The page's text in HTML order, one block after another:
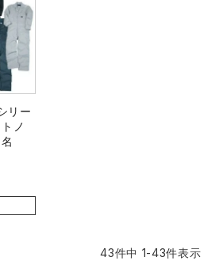
リー
ノ
43件中 1-43件表示